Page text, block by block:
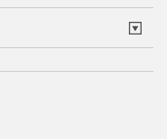
・環境
い・福祉
内